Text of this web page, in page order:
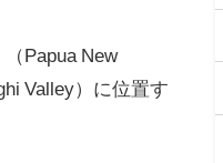
Papua New
Valley）に位置す